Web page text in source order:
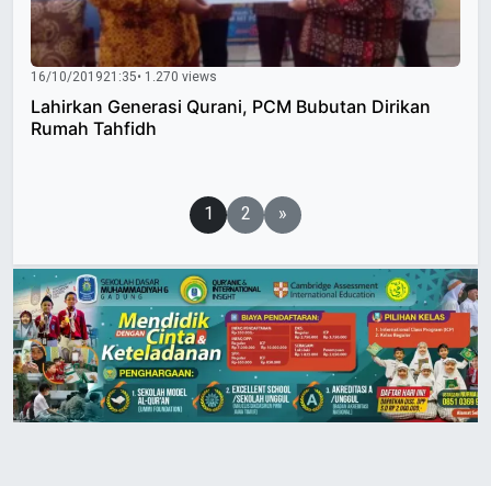
16/10/201921:35• 1.270 views
Lahirkan Generasi Qurani, PCM Bubutan Dirikan
Rumah Tahfidh
1 2 »